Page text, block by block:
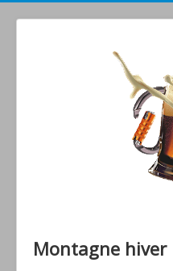
Montagne hiver